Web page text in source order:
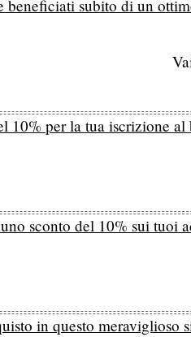
beneficiati subito di un
10% per la tua iscrizione
sconto del 10% sui tuoi
in questo meraviglioso